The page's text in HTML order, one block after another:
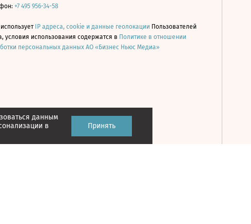
данным
в
Принять
+7 495 956-34-58
IP адреса, cookie и данные геолокации Пользователей
условия использования содержатся в Политике в отношении
персональных данных АО «Бизнес Ньюс Медиа»